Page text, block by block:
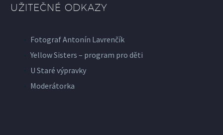
UŽITEČNÉ ODKAZY
Fotograf Antonín Lavrenčík
Yellow Sisters – program pro děti
U Staré výpravky
Moderátorka